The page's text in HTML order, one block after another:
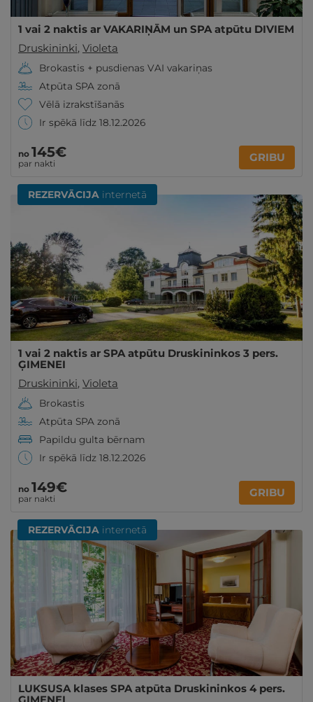
1 vai 2 naktis ar VAKARIŅĀM un SPA atpūtu DIVIEM
Druskininki, Violeta
Brokastis + pusdienas VAI vakariņas
Atpūta SPA zonā
Vēlā izrakstīšanās
Ir spēkā līdz 18.12.2026
no 145€
par nakti GRIBU
REZERVĀCIJA internetā
1 vai 2 naktis ar SPA atpūtu Druskininkos 3 pers.
ĢIMENEI
Druskininki, Violeta
Brokastis
Atpūta SPA zonā
Papildu gulta bērnam
Ir spēkā līdz 18.12.2026
no 149€
par nakti GRIBU
REZERVĀCIJA internetā
LUKSUSA klases SPA atpūta Druskininkos 4 pers.